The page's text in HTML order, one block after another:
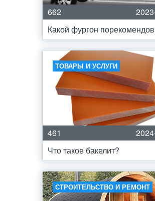
662
Какой фургон
ТОВАРЫ И УСЛУГИ
461
Что такое бакелит?
СТРОИТЕЛЬСТВО И РЕМОНТ